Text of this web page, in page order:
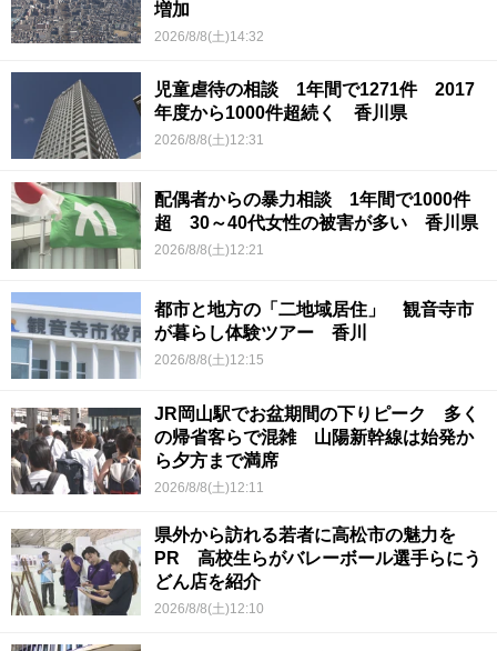
増加
2026/8/8(土)14:32
児童虐待の相談 1年間で1271件 2017
年度から1000件超続く 香川県
2026/8/8(土)12:31
配偶者からの暴力相談 1年間で1000件
超 30～40代女性の被害が多い 香川県
2026/8/8(土)12:21
都市と地方の「二地域居住」 観音寺市
が暮らし体験ツアー 香川
2026/8/8(土)12:15
JR岡山駅でお盆期間の下りピーク 多く
の帰省客らで混雑 山陽新幹線は始発か
ら夕方まで満席
2026/8/8(土)12:11
県外から訪れる若者に高松市の魅力を
PR 高校生らがバレーボール選手らにう
どん店を紹介
2026/8/8(土)12:10